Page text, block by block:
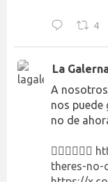
4
La
A
nos puede
no de
👉🏻👉🏻👉🏻
theres-no-